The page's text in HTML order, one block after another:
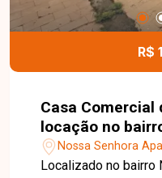
R$
Casa Comercial
locação no
Aparecida em
Nossa Senhora
Localizado no bairro